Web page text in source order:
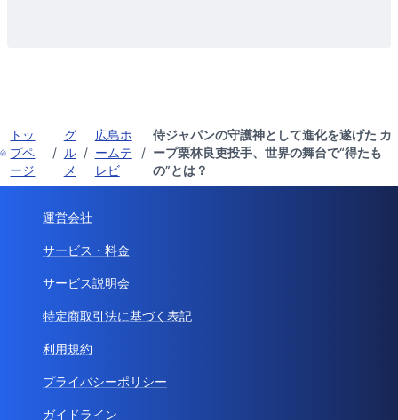
トッ
プペ
ージ
/
グ
ル
メ
/
広島ホ
ームテ
レビ
/
侍ジャパンの守護神として進化を遂げた カ
ープ栗林良吏投手、世界の舞台で“得たも
の”とは？
運営会社
サービス・料金
サービス説明会
特定商取引法に基づく表記
利用規約
プライバシーポリシー
ガイドライン